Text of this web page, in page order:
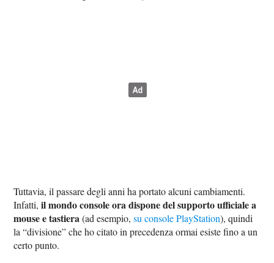
Tuttavia, il passare degli anni ha portato alcuni cambiamenti.
Infatti,il mondo console ora dispone del supporto ufficiale a
mouse e tastiera(ad esempio,su console PlayStation), quindi
la “divisione” che ho citato in precedenza ormai esiste fino a un
certo punto.